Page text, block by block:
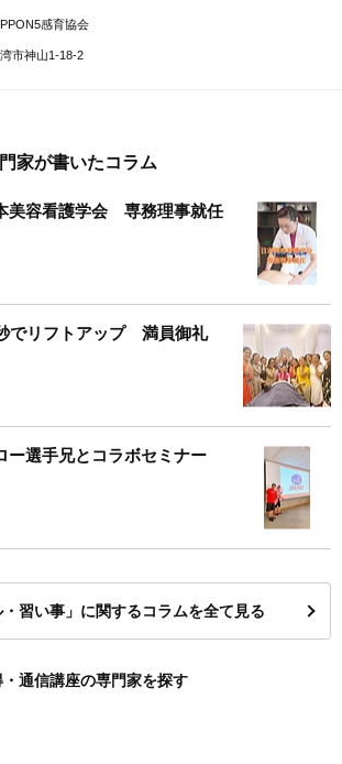
感育協会
市神山1-18-2
家が書いたコラム
美容看護学会 専務理事就任
でリフトアップ 満員御礼
ー選手兄とコラボセミナー
・習い事」に関するコラムを全て見る
通信講座の専門家を探す